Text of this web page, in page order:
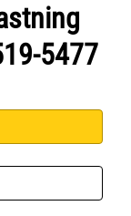
5477